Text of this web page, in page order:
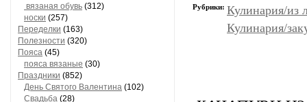
вязаная обувь (312)
носки (257)
Переделки (163)
Полезности (320)
Пояса (45)
пояса вязаные (30)
Праздники (852)
День Святого Валентина (102)
Свадьба (28)
Рубрики: Кулинария/из
Кулинария/